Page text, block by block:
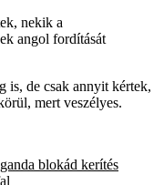
nekik a
angol fordítását
is, de csak annyit kértek,
mert veszélyes.
blokád kerítés